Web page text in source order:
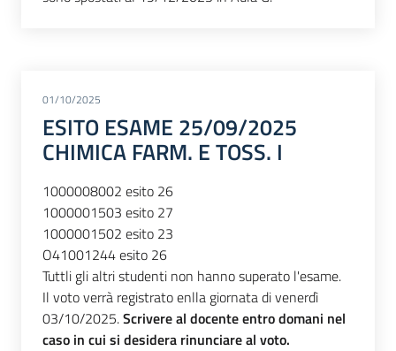
01/10/2025
ESITO ESAME 25/09/2025
CHIMICA FARM. E TOSS. I
1000008002 esito 26
1000001503 esito 27
1000001502 esito 23
O41001244 esito 26
Tuttli gli altri studenti non hanno superato l'esame.
Il voto verrà registrato enlla giornata di venerdì
03/10/2025.Scrivere al docente entro domani nel
caso in cui si desidera rinunciare al voto.